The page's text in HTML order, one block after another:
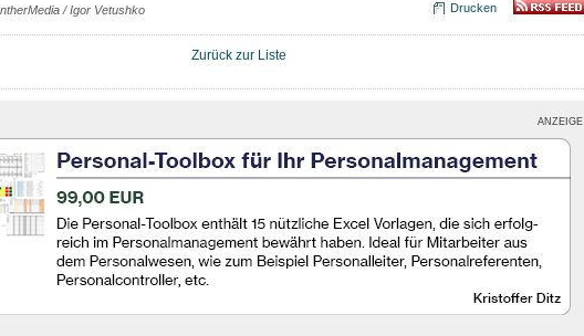
/ Igor Vetushko
Drucken
Zurück zur Liste
ANZEIGE